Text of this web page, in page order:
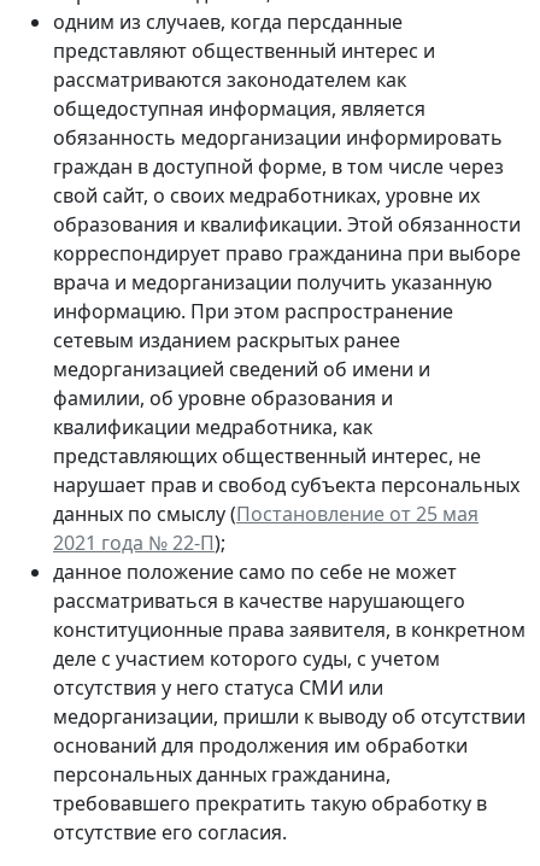
одним из случаев, когда персданные
представляют общественный интерес и
рассматриваются законодателем как
общедоступная информация, является
обязанность медорганизации информировать
граждан в доступной форме, в том числе через
свой сайт, о своих медработниках, уровне их
образования и квалификации. Этой обязанности
корреспондирует право гражданина при выборе
врача и медорганизации получить указанную
информацию. При этом распространение
сетевым изданием раскрытых ранее
медорганизацией сведений об имени и
фамилии, об уровне образования и
квалификации медработника, как
представляющих общественный интерес, не
нарушает прав и свобод субъекта персональных
данных по смыслу (Постановление от 25 мая
2021 года № 22-П);
данное положение само по себе не может
рассматриваться в качестве нарушающего
конституционные права заявителя, в конкретном
деле с участием которого суды, с учетом
отсутствия у него статуса СМИ или
медорганизации, пришли к выводу об отсутствии
оснований для продолжения им обработки
персональных данных гражданина,
требовавшего прекратить такую обработку в
отсутствие его согласия.